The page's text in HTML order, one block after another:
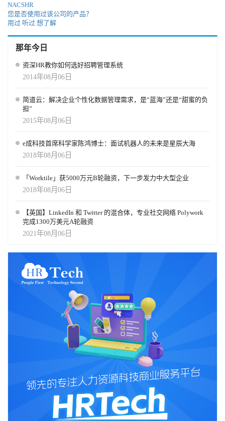
NACSHR
您是否使用过该公司的产品？
用过 听过 想了解
那年今日
资深HR教你如何选好招聘管理系统
2014年08月06日
简道云：解决企业个性化数据管理需求，是“蓝海”还是“甜蜜的负
担”
2015年08月06日
e成科技首席科学家陈鸿博士：面试机器人的未来是星辰大海
2018年08月06日
「Worktile」获5000万元B轮融资，下一步发力中大型企业
2018年08月06日
【英国】LinkedIn 和 Twitter 的混合体，专业社交网络 Polywork
完成1300万美元A轮融资
2021年08月06日